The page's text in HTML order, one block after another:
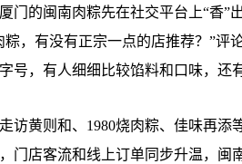
的闽南肉粽先在社交平台上“香”
粽，有没有正宗一点的店推荐？”评
号，有人细细比较馅料和口味，还
黄则和、1980烧肉粽、佳味再添
门店客流和线上订单同步升温，闽